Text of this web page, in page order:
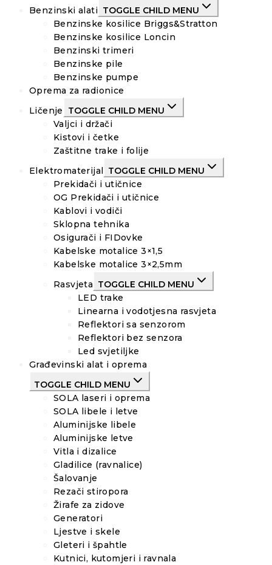
Benzinski alati TOGGLE CHILD MENU
Benzinske kosilice Briggs&Stratton
Benzinske kosilice Loncin
Benzinski trimeri
Benzinske pile
Benzinske pumpe
Oprema za radionice
Ličenje
TOGGLE CHILD MENU
Valjci i držači
Kistovi i četke
Zaštitne trake i folije
Elektromaterijal TOGGLE CHILD MENU
Prekidači i utičnice
OG Prekidači i utičnice
Kablovi i vodiči
Sklopna tehnika
Osigurači i FIDovke
Kabelske motalice 3×1,5
Kabelske motalice 3×2,5mm
Rasvjeta TOGGLE CHILD MENU
LED trake
Linearna i vodotjesna rasvjeta
Reflektori sa senzorom
Reflektori bez senzora
Led svjetiljke
Građevinski alat i oprema
TOGGLE CHILD MENU
SOLA laseri i oprema
SOLA libele i letve
Aluminijske libele
Aluminijske letve
Vitla i dizalice
Gladilice (ravnalice)
Šalovanje
Rezači stiropora
Žirafe za zidove
Generatori
Ljestve i skele
Gleteri i špahtle
Kutnici, kutomjeri i ravnala